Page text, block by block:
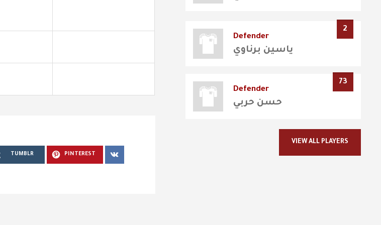
TUMBLR PINTEREST
2
Defender
ياسين برناوي
73
Defender
حسن حربي
VIEW ALL PLAYERS